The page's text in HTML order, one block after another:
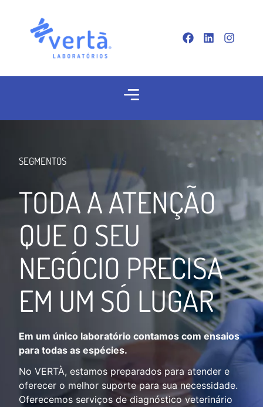
SEGMENTOS
TODA A ATENÇÃO
QUE O SEU
NEGÓCIO PRECISA
EM UM SÓ LUGAR
Em um único laboratório contamos com ensaios
para todas as espécies.
No VERTÀ, estamos preparados para atender e
oferecer o melhor suporte para sua necessidade.
Oferecemos serviços de diagnóstico veterinário